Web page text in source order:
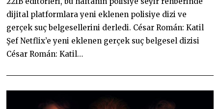
2
2
dijital platformlara yeni eklenen polisiye dizi ve
gerçek suç belgesellerini derledi. César Román: Katil
Şef Netflix’e yeni eklenen gerçek suç belgesel dizisi
César Román: Katil…